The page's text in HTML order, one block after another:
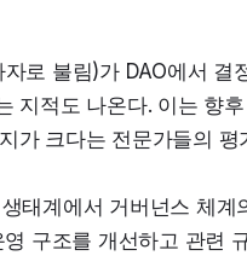
로 불림)가 DAO에서 결
지적도 나온다. 이는 향
가 크다는 전문가들의 평
태계에서 거버넌스 체계
구조를 개선하고 관련